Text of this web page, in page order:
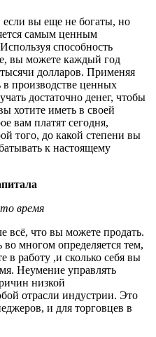
если вы еще не богаты, но
самым ценным
способность
вы можете каждый год
долларов. Применяя
в производстве ценных
достаточно денег, чтобы
хотите иметь в своей
вам платят сегодня,
того, до какой степени вы
к настоящему
время
всё, что вы можете продать.
многом определяется тем,
в работу ,и сколько себя вы
Неумение управлять
низкой
отрасли индустрии. Это
и для торговцев в